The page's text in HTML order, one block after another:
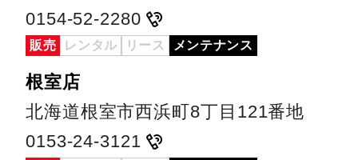
0154-52-2280
販売 レンタル リース メンテナンス
根室店
北海道根室市西浜町8丁目121番地
0153-24-3121